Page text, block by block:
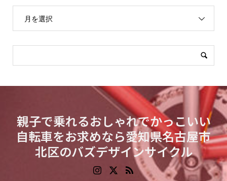
月を選択
親子で乗れるおしゃれでかっこいい
自転車をお求めなら愛知県名古屋市
北区のバズデザインサイクル